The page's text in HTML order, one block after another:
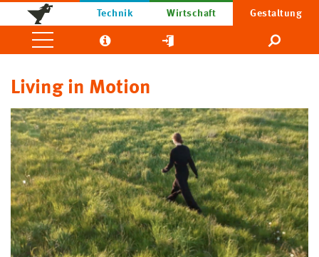
Technik Wirtschaft Gestaltung
Living in Motion